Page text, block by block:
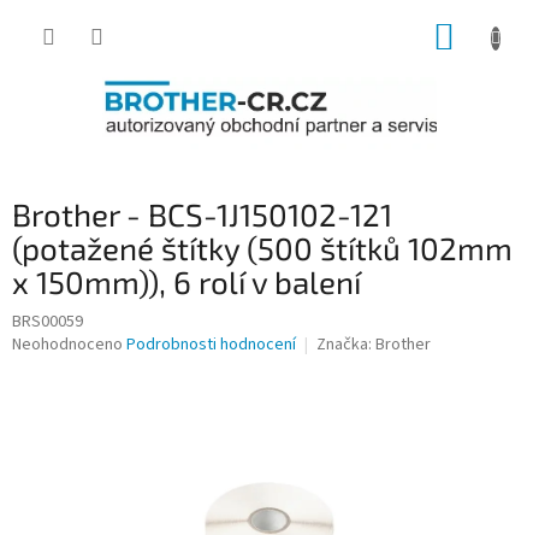
Brother - BCS-1J150102-121
(potažené štítky (500 štítků 102mm
x 150mm)), 6 rolí v balení
BRS00059
Průměrné
Neohodnoceno Podrobnosti hodnocení Značka: Brother